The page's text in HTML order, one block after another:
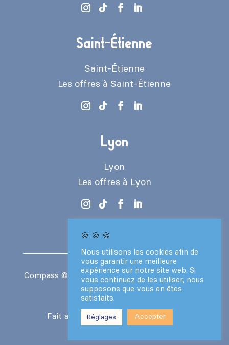
Saint-Étienne
Saint-Étienne
Les offres à Saint-Étienne
Lyon
Lyon
Les offres à Lyon
Compass © 2024 – Tous droits réservés – CGV
–Mentions légales
Fait avec ❤️ par le Collectif Vantaa
🍪 🍪 🍪
Nous utilisons les cookies afin de
vous garantir une meilleure
expérience sur notre site web. Si
vous continuez de les utiliser, nous
supposons que vous en êtes
satisfaits.
Réglages Accepter